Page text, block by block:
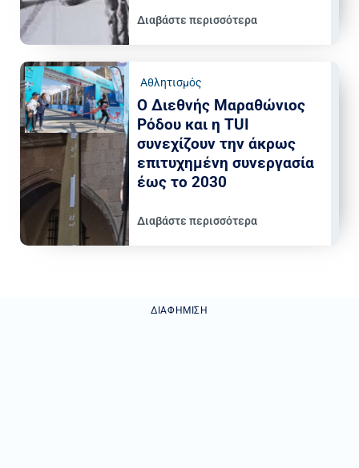
Διαβάστε περισσότερα
Αθλητισμός
Ο Διεθνής Μαραθώνιος
Ρόδου και η TUI
συνεχίζουν την άκρως
επιτυχημένη συνεργασία
έως το 2030
Διαβάστε περισσότερα
ΔΙΑΦΉΜΙΣΗ